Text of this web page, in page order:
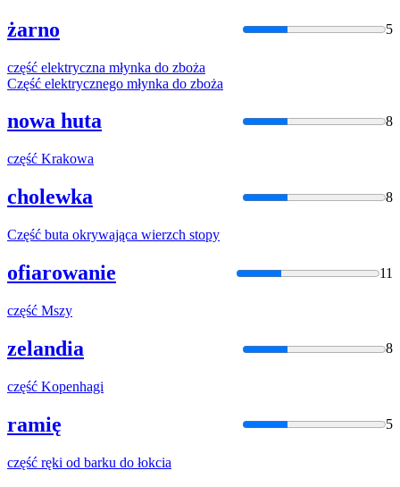
żarno 5
część elektryczna młynka do zboża
Część elektrycznego młynka do zboża
nowa huta 8
część Krakowa
cholewka 8
Część buta okrywająca wierzch stopy
ofiarowanie 11
część Mszy
zelandia 8
część Kopenhagi
ramię 5
część ręki od barku do łokcia